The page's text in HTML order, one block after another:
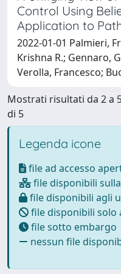
Control Using
Application to
2022-01-01 Palmieri,
Krishna R.; Gennaro,
Verolla, Francesco;
Mostrati risultati da 2 a
di 5
Legenda icone
file ad accesso
file disponibili
file disponibili agli
file disponibili
file sotto embargo
nessun file